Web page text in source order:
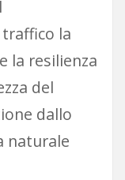
la
la resilienza
del
dallo
naturale